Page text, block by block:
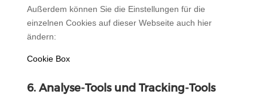
Außerdem können Sie die Einstellungen für die
einzelnen Cookies auf dieser Webseite auch hier
ändern:
Cookie Box
6. Analyse-Tools und Tracking-Tools